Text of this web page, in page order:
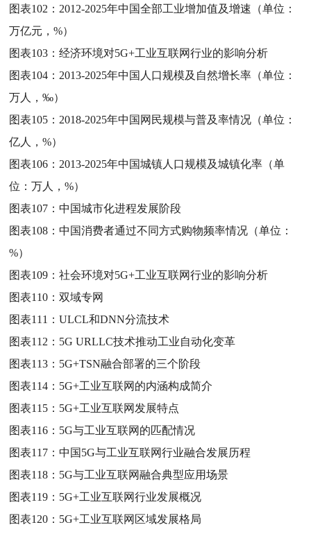
图表102： 2012-2025年中国全部工业增加值及增速（单位：
万亿元，%）
图表103：经济环境对5G+工业互联网行业的影响分析
图表104： 2013-2025年中国人口规模及自然增长率（单位：
万人，‰）
图表105： 2018-2025年中国网民规模与普及率情况（单位：
亿人，%）
图表106： 2013-2025年中国城镇人口规模及城镇化率（单
位：万人，%）
图表107：中国城市化进程发展阶段
图表108：中国消费者通过不同方式购物频率情况（单位：
%）
图表109：社会环境对5G+工业互联网行业的影响分析
图表110：双域专网
图表111：ULCL和DNN分流技术
图表112： 5G URLLC技术推动工业自动化变革
图表113： 5G+TSN融合部署的三个阶段
图表114： 5G+工业互联网的内涵构成简介
图表115： 5G+工业互联网发展特点
图表116： 5G与工业互联网的匹配情况
图表117：中国5G与工业互联网行业融合发展历程
图表118： 5G与工业互联网融合典型应用场景
图表119： 5G+工业互联网行业发展概况
图表120： 5G+工业互联网区域发展格局